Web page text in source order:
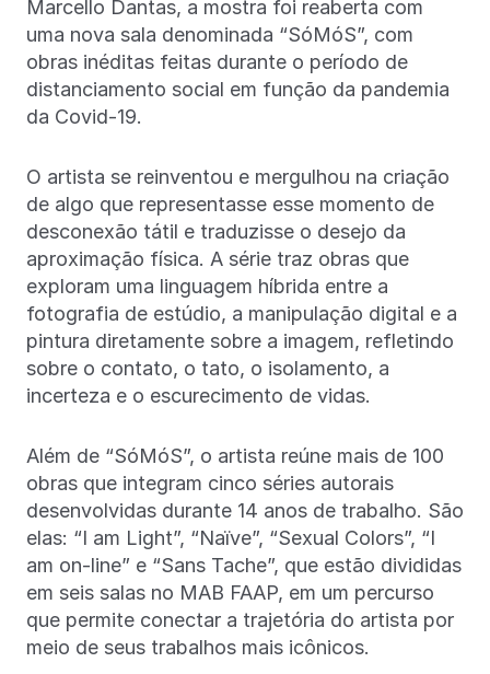
Marcello Dantas, a mostra foi reaberta com
uma nova sala denominada “SóMóS”, com
obras inéditas feitas durante o período de
distanciamento social em função da pandemia
da Covid-19.
O artista se reinventou e mergulhou na criação
de algo que representasse esse momento de
desconexão tátil e traduzisse o desejo da
aproximação física. A série traz obras que
exploram uma linguagem híbrida entre a
fotografia de estúdio, a manipulação digital e a
pintura diretamente sobre a imagem, refletindo
sobre o contato, o tato, o isolamento, a
incerteza e o escurecimento de vidas.
Além de “SóMóS”, o artista reúne mais de 100
obras que integram cinco séries autorais
desenvolvidas durante 14 anos de trabalho. São
elas: “I am Light”, “Naïve”, “Sexual Colors”, “I
am on-line” e “Sans Tache”, que estão divididas
em seis salas no MAB FAAP, em um percurso
que permite conectar a trajetória do artista por
meio de seus trabalhos mais icônicos.